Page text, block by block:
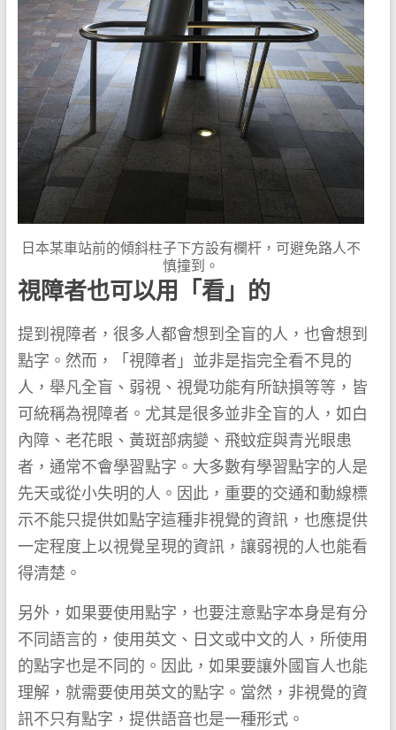
日本某車站前的傾斜柱子下方設有欄杆，可避免路人不
慎撞到。
視障者也可以用「看」的
提到視障者，很多人都會想到全盲的人，也會想到
點字。然而，「視障者」並非是指完全看不見的
人，舉凡全盲、弱視、視覺功能有所缺損等等，皆
可統稱為視障者。尤其是很多並非全盲的人，如白
內障、老花眼、黃斑部病變、飛蚊症與青光眼患
者，通常不會學習點字。大多數有學習點字的人是
先天或從小失明的人。因此，重要的交通和動線標
示不能只提供如點字這種非視覺的資訊，也應提供
一定程度上以視覺呈現的資訊，讓弱視的人也能看
得清楚。
另外，如果要使用點字，也要注意點字本身是有分
不同語言的，使用英文、日文或中文的人，所使用
的點字也是不同的。因此，如果要讓外國盲人也能
理解，就需要使用英文的點字。當然，非視覺的資
訊不只有點字，提供語音也是一種形式。